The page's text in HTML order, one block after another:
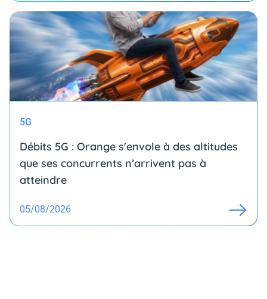
5G
Débits 5G : Orange s'envole à des altitudes
que ses concurrents n’arrivent pas à
atteindre
05/08/2026